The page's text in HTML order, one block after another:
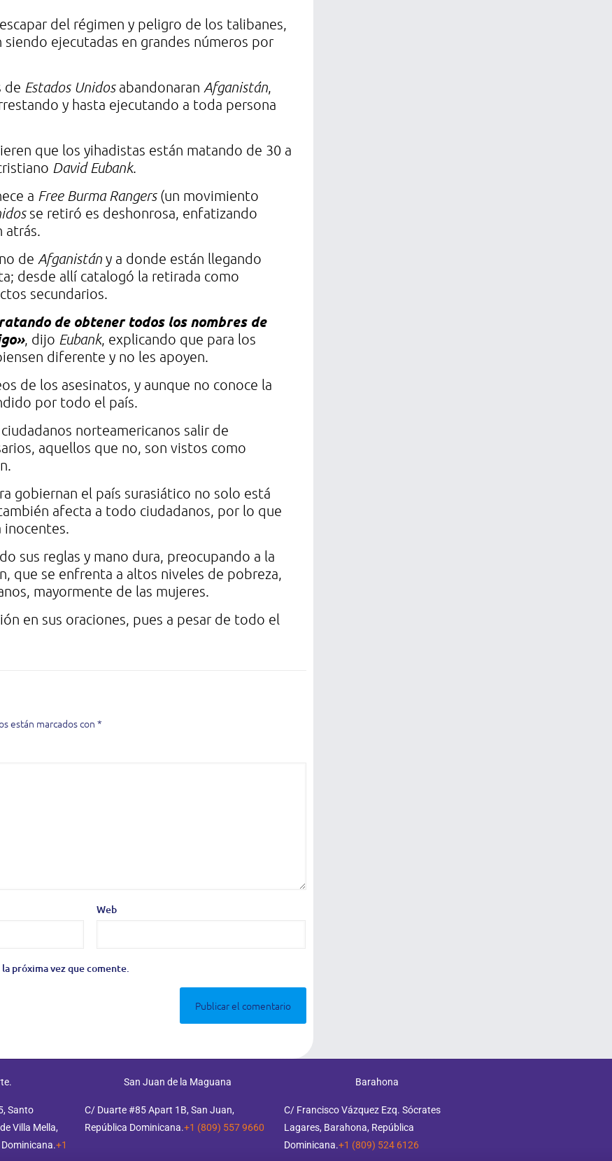
del régimen y peligro de los talibanes,
ejecutadas en grandes números por
de Estados Unidosabandonaran Afganistán,
y hasta ejecutando a toda persona
que los yihadistas están matando de 30 a
David Eubank.
a Free Burma Rangers(un movimiento
se retiró es deshonrosa, enfatizando
atrás.
de Afganistán y a donde están llegando
desde allí catalogó la retirada como
secundarios.
de obtener todos los nombres de
, dijo Eubank, explicando que para los
diferente y no les apoyen.
de los asesinatos, y aunque no conoce la
por todo el país.
norteamericanos salir de
aquellos que no, son vistos como
gobiernan el país surasiático no solo está
afecta a todo ciudadanos, por lo que
inocentes.
sus reglas y mano dura, preocupando a la
que se enfrenta a altos niveles de pobreza,
mayormente de las mujeres.
en sus oraciones, pues a pesar de todo el
están marcados con *
Web
próxima vez que comente.
Santo
Villa Mella,
+1
San Juan de la Maguana
C/ Duarte #85 Apart 1B, San Juan,
República Dominicana.+1 (809) 557 9660
Barahona
C/ Francisco Vázquez Ezq. Sócrates
Lagares, Barahona, República
Dominicana.+1 (809) 524 6126